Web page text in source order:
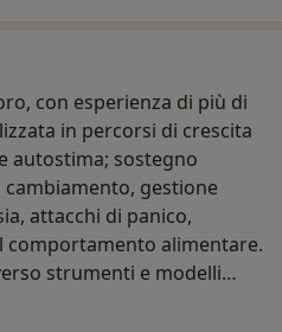
con esperienza di più di
in percorsi di crescita
autostima; sostegno
gestione
attacchi di panico,
comportamento alimentare.
strumenti e modelli
di dialogo e